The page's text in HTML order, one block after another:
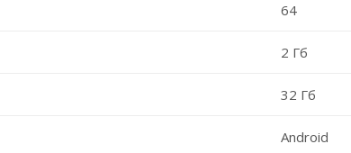
64
2 Гб
32 Гб
Android